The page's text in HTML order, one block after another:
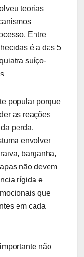
teorias
Entre
é a das 5
suíço-
popular porque
as reações
perda.
envolver
barganha,
não devem
rígida e
que
em cada
não